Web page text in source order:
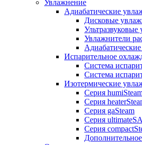
Увлажнение
Адиабатические
Дисковые
Увлажнители
Испарительное
Система
Система
Изотермические
Серия
Серия
Серия gaSteam
Серия
Серия